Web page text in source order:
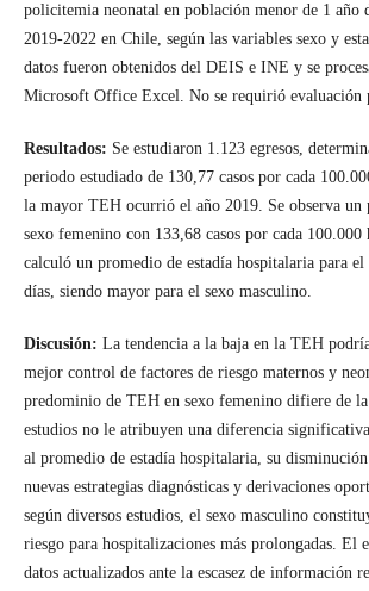
policitemia neonatal en población menor de 1 año
2019-2022 en Chile, según las variables sexo y
datos fueron obtenidos del DEIS e INE y se
Microsoft Office Excel. No se requirió evaluación
Resultados: Se estudiaron 1.123 egresos,
periodo estudiado de 130,77 casos por cada
la mayor TEH ocurrió el año 2019. Se observa un
sexo femenino con 133,68 casos por cada 100.000
calculó un promedio de estadía hospitalaria para
días, siendo mayor para el sexo masculino.
Discusión: La tendencia a la baja en la TEH
mejor control de factores de riesgo maternos y
predominio de TEH en sexo femenino difiere de
estudios no le atribuyen una diferencia
al promedio de estadía hospitalaria, su
nuevas estrategias diagnósticas y derivaciones
según diversos estudios, el sexo masculino
riesgo para hospitalizaciones más prolongadas. El
datos actualizados ante la escasez de información